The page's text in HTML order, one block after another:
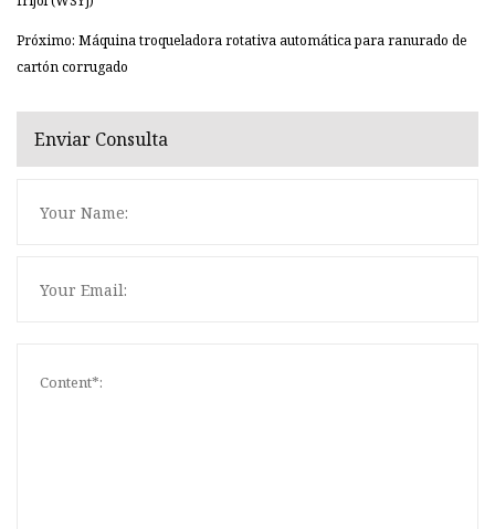
Próximo: Máquina troqueladora rotativa automática para ranurado de
cartón corrugado
Enviar Consulta